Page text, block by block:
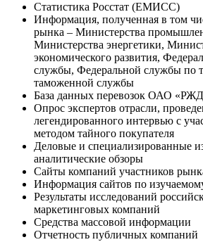
Статистика Росстат (ЕМИСС)
Информация, полученная в том
рынка – Министерства
Министерства энергетики,
экономического развития,
службы, Федеральной службы по
таможенной службы
База данных перевозок ОАО
Опрос экспертов отрасли,
легендированного интервью с
методом тайного покупателя
Деловые и специализированные
аналитические обзоры
Сайты компаний участников
Информация сайтов по
Результаты исследований
маркетинговых компаний
Средства массовой информации
Отчетность публичных компаний